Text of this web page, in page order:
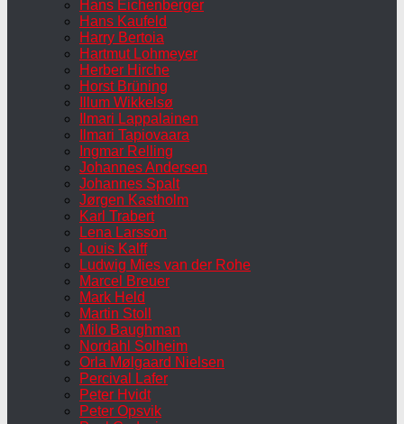
Hans Eichenberger
Hans Kaufeld
Harry Bertoia
Hartmut Lohmeyer
Herber Hirche
Horst Brüning
Illum Wikkelsø
Ilmari Lappalainen
Ilmari Tapiovaara
Ingmar Relling
Johannes Andersen
Johannes Spalt
Jørgen Kastholm
Karl Trabert
Lena Larsson
Louis Kalff
Ludwig Mies van der Rohe
Marcel Breuer
Mark Held
Martin Stoll
Milo Baughman
Nordahl Solheim
Orla Mølgaard Nielsen
Percival Lafer
Peter Hvidt
Peter Opsvik